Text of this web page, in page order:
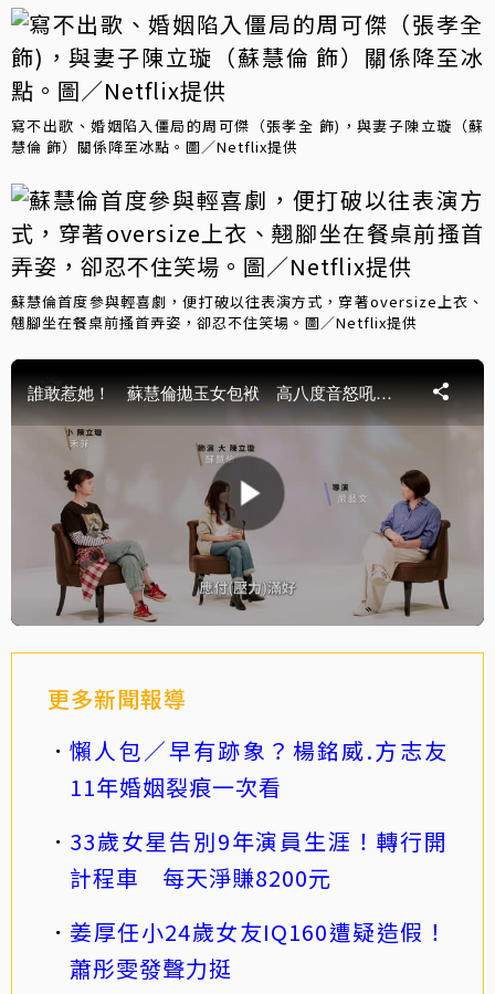
寫不出歌、婚姻陷入僵局的周可傑（張孝全 飾)，與妻子陳立璇（蘇
慧倫 飾）關係降至冰點。圖／Netflix提供
蘇慧倫首度參與輕喜劇，便打破以往表演方式，穿著oversize上衣、
翹腳坐在餐桌前搔首弄姿，卻忍不住笑場。圖／Netflix提供
更多新聞報導
懶人包／早有跡象？楊銘威.方志友
11年婚姻裂痕一次看
33歲女星告別9年演員生涯！轉行開
計程車 每天淨賺8200元
姜厚任小24歲女友IQ160遭疑造假！
蕭彤雯發聲力挺